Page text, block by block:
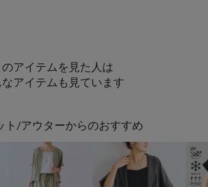
のアイテムを見た人は
なアイテムも見ています
ト/アウターからのおすすめ